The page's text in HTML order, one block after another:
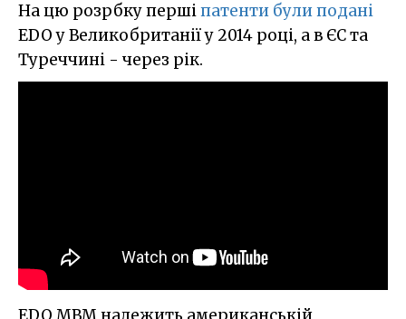
На цю розрбку першіпатенти були подані
EDO у Великобританії у 2014 році, а в ЄС та
Туреччині - через рік.